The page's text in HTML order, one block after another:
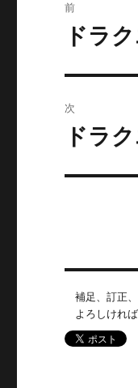
稿
ゲ
ン
前
前
投
稿:
ドラ
次
次
投
ドラ
補足、訂正、
よろしければ